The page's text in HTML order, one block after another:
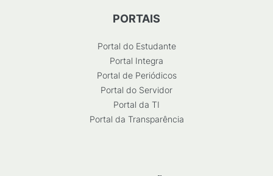
PORTAIS
Portal do Estudante
Portal Integra
Portal de Periódicos
Portal do Servidor
Portal da TI
Portal da Transparência